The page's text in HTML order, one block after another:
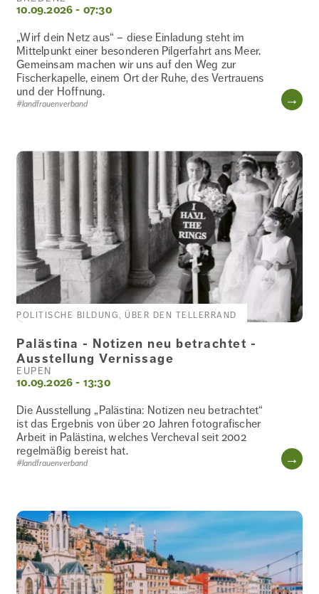
10.09.2026 - 07:30
„Wirf dein Netz aus“ – diese Einladung steht im
Mittelpunkt einer besonderen Pilgerfahrt ans Meer.
Gemeinsam machen wir uns auf den Weg zur
Fischerkapelle, einem Ort der Ruhe, des Vertrauens
und der Hoffnung.
#landfrauenverband
POLITISCHE BILDUNG, ÜBER DEN TELLERRAND
EUPEN
10.09.2026 - 13:30
Palästina - Notizen neu betrachtet -
Ausstellung Vernissage
Die Ausstellung „Palästina: Notizen neu betrachtet“
ist das Ergebnis von über 20 Jahren fotografischer
Arbeit in Palästina, welches Vercheval seit 2002
regelmäßig bereist hat.
#landfrauenverband